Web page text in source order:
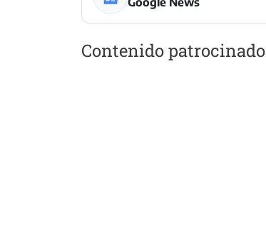
Contenido patrocinado